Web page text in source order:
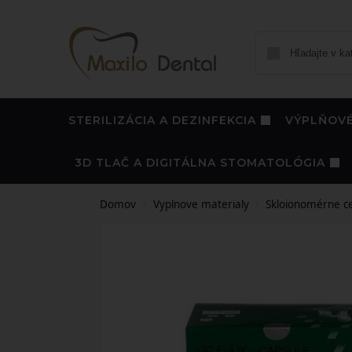
STERILIZÁCIA A DEZINFEKCIA
3D TLAČ A DIGITÁLNA STOMATOLÓGIA
Domov Vyplnove materialy Skloionomérne